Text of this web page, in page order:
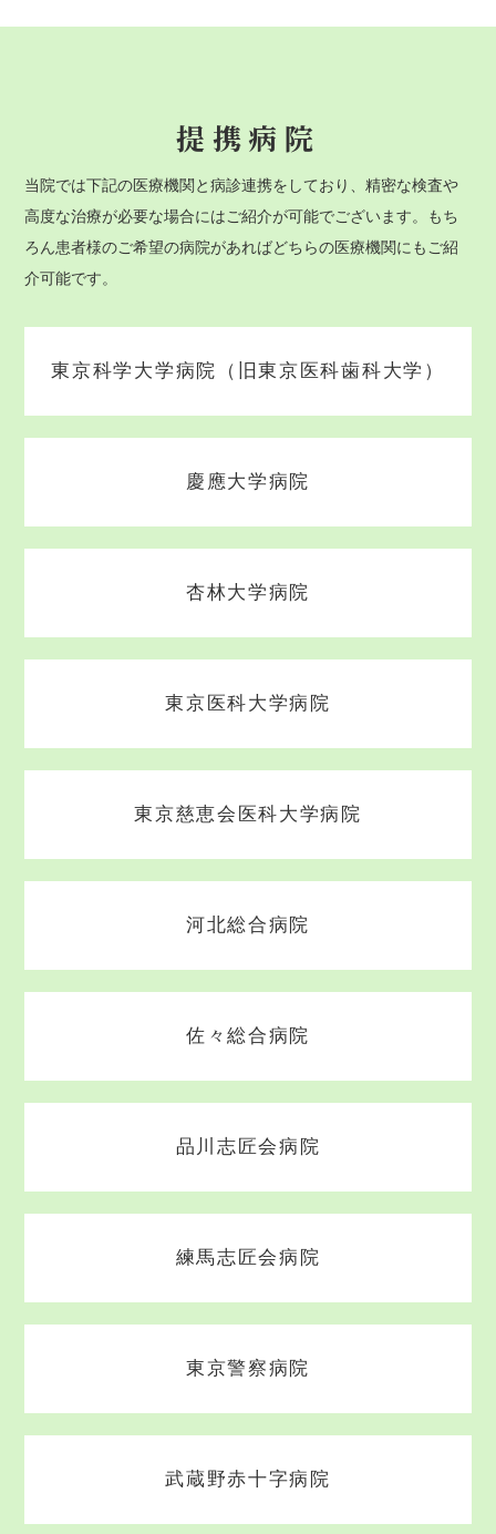
提携病院
当院では下記の医療機関と病診連携をしており、精密な検査や
高度な治療が必要な場合にはご紹介が可能でございます。もち
ろん患者様のご希望の病院があればどちらの医療機関にもご紹
介可能です。
東京科学大学病院（旧東京医科歯科大学）
慶應大学病院
杏林大学病院
東京医科大学病院
東京慈恵会医科大学病院
河北総合病院
佐々総合病院
品川志匠会病院
練馬志匠会病院
東京警察病院
武蔵野赤十字病院